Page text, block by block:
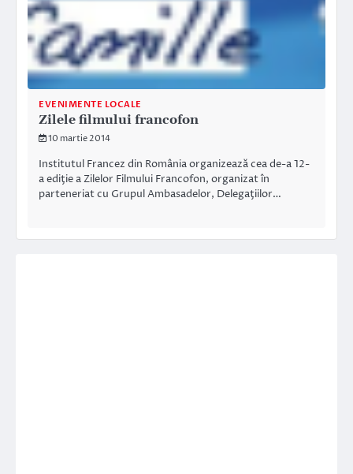
EVENIMENTE LOCALE
Zilele filmului francofon
10 martie 2014
Institutul Francez din România organizează cea de-a 12-
a ediţie a Zilelor Filmului Francofon, organizat în
parteneriat cu Grupul Ambasadelor, Delegaţiilor…